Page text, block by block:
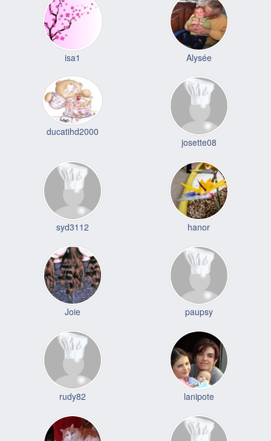
isa1 Alysée
ducatihd2000
josette08
syd3112 hanor
Joie paupsy
rudy82 lanipote